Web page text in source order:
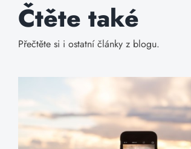
Čtěte také
Přečtěte si i ostatní články z blogu.